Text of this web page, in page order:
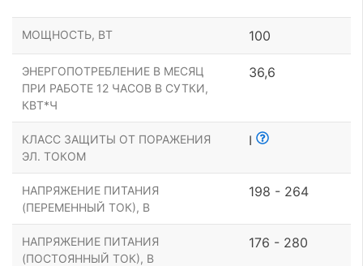
МОЩНОСТЬ, ВТ 100
ЭНЕРГОПОТРЕБЛЕНИЕ В МЕСЯЦ
ПРИ РАБОТЕ 12 ЧАСОВ В СУТКИ,
КВТ*Ч
36,6
КЛАСС ЗАЩИТЫ ОТ ПОРАЖЕНИЯ
ЭЛ. ТОКОМ
I
НАПРЯЖЕНИЕ ПИТАНИЯ
(ПЕРЕМЕННЫЙ ТОК), В
198 - 264
НАПРЯЖЕНИЕ ПИТАНИЯ
(ПОСТОЯННЫЙ ТОК), В
176 - 280